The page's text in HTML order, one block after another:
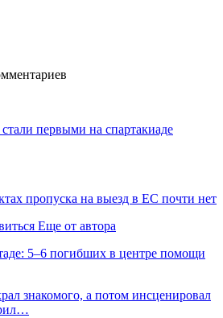
первыми на спартакиаде
пропуска на выезд в ЕС почти нет
Еще от автора
5–6 погибших в центре помощи
знакомого, а потом инсценировал